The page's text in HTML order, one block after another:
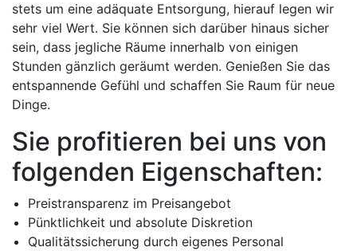
stets um eine adäquate Entsorgung, hierauf legen wir
sehr viel Wert. Sie können sich darüber hinaus sicher
sein, dass jegliche Räume innerhalb von einigen
Stunden gänzlich geräumt werden. Genießen Sie das
entspannende Gefühl und schaffen Sie Raum für neue
Dinge.
Sie profitieren bei uns von
folgenden Eigenschaften:
Preistransparenz im Preisangebot
Pünktlichkeit und absolute Diskretion
Qualitätssicherung durch eigenes Personal